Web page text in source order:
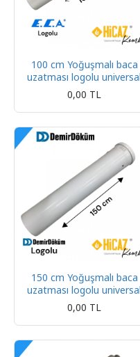
100 cm Yoğuşmalı baca
uzatması logolu universal
0,00 TL
150 cm Yoğuşmalı baca
uzatması logolu universal
0,00 TL